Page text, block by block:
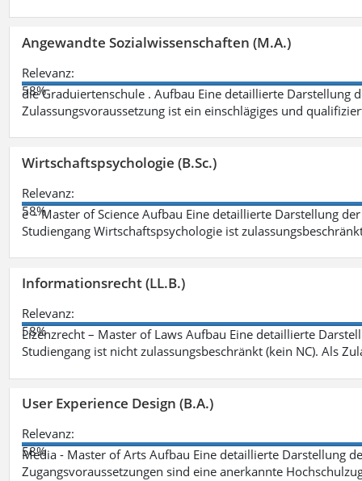
Angewandte Sozialwissenschaften (M.A.)
Relevanz:
58%
die Graduiertenschule . Aufbau Eine detaillierte Darstellung
Zulassungsvoraussetzung ist ein einschlägiges und
Wirtschaftspsychologie (B.Sc.)
Relevanz:
58%
e – Master of Science Aufbau Eine detaillierte Darstellung
Studiengang Wirtschaftspsychologie ist
Informationsrecht (LL.B.)
Relevanz:
58%
Lizenzrecht – Master of Laws Aufbau Eine detaillierte
Studiengang ist nicht zulassungsbeschränkt (kein NC). Als
User Experience Design (B.A.)
Relevanz:
58%
Media - Master of Arts Aufbau Eine detaillierte Darstellung
Zugangsvoraussetzungen sind eine anerkannte